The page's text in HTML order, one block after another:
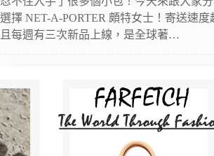
選擇 NET-A-PORTER 頗特女士！寄送速度
且每週有三次新品上線，是全球著…